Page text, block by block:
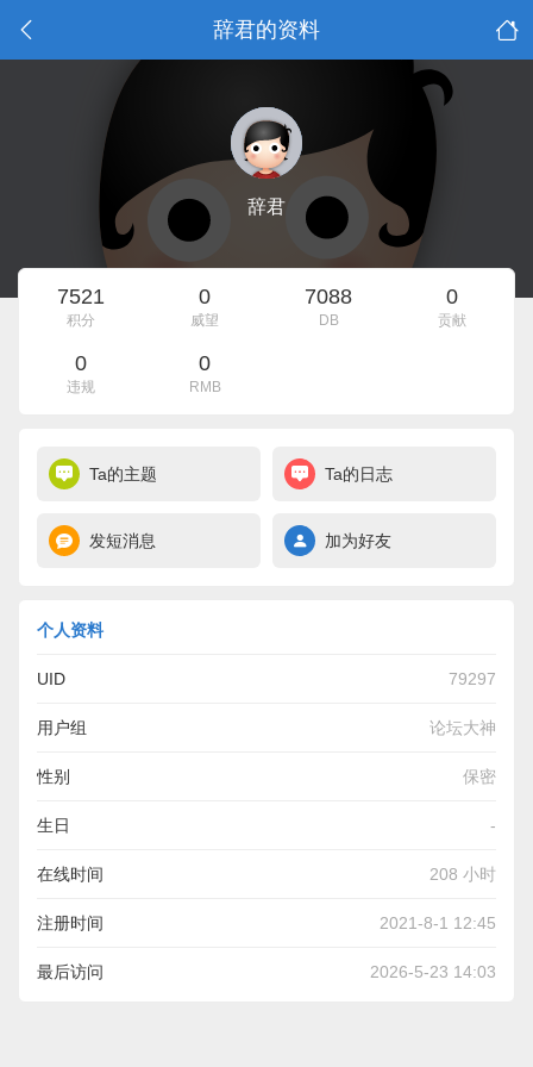
辞君的资料
辞君
7521
积分
0
威望
7088
DB
0
贡献
0
违规
0
RMB
Ta的主题 Ta的日志
发短消息 加为好友
个人资料
UID 79297
用户组 论坛大神
性别 保密
生日 -
在线时间 208 小时
注册时间 2021-8-1 12:45
最后访问 2026-5-23 14:03